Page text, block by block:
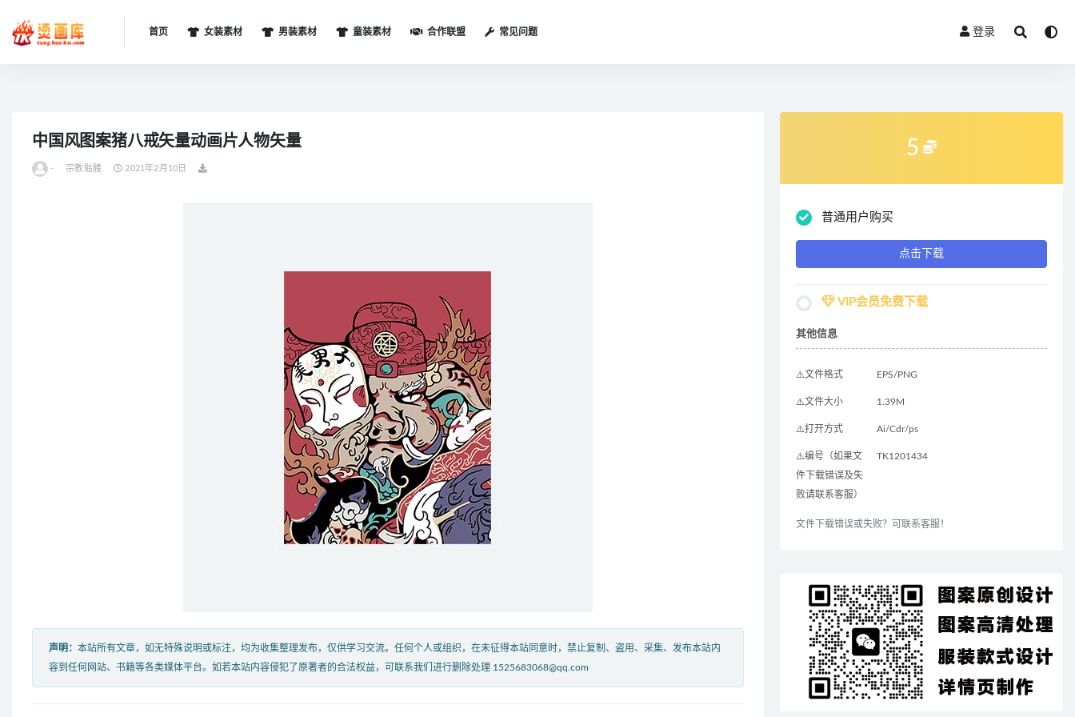
首页 女装素材 男装素材 童装素材 合作联盟 常见问题 登录
中国风图案猪八戒矢量动画片人物矢量
- 宗教骷髅 2021年2月10日
声明： 本站所有文章，如无特殊说明或标注，均为收集整理发布，仅供学习交流。任何个人或组织，在未征得本站同意时，禁止复制、盗用、采集、发布本站内
容到任何网站、书籍等各类媒体平台。如若本站内容侵犯了原著者的合法权益，可联系我们进行删除处理 1525683068@qq.com
5
普通用户购买
点击下载
VIP会员免费下载
其他信息
⚠️文件格式 EPS/PNG
⚠️文件大小 1.39M
⚠️打开方式 Ai/Cdr/ps
⚠️编号（如果文
件下载错误及失
败请联系客服）
TK1201434
文件下载错误或失败？可联系客服！